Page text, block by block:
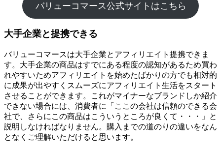
バリューコマース公式サイトはこちら
大手企業と提携できる
バリューコマースは大手企業とアフィリエイト提携できま
す。大手企業の商品はすでにある程度の認知があるため買わ
れやすいためアフィリエイトを始めたばかりの方でも相対的
に成果が出やすくスムーズにアフィリエイト生活をスタート
させることができます。これがマイナーなブランドしか紹介
できない場合には、消費者に「ここの会社は信頼のできる会
社で、さらにこの商品はこういうところが良くて・・・」と
説明しなければなりません。購入までの道のりの違いをなん
となくご理解いただけると思います。